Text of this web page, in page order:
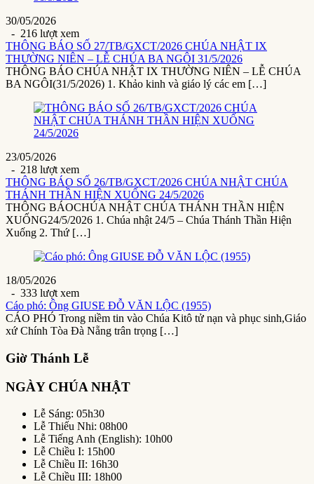
30/05/2026
- 216 lượt xem
THÔNG BÁO SỐ 27/TB/GXCT/2026 CHÚA NHẬT IX
THƯỜNG NIÊN – LỄ CHÚA BA NGÔI 31/5/2026
THÔNG BÁO CHÚA NHẬT IX THƯỜNG NIÊN – LỄ CHÚA
BA NGÔI(31/5/2026) 1. Khảo kinh và giáo lý các em […]
23/05/2026
- 218 lượt xem
THÔNG BÁO SỐ 26/TB/GXCT/2026 CHÚA NHẬT CHÚA
THÁNH THẦN HIỆN XUỐNG 24/5/2026
THÔNG BÁOCHÚA NHẬT CHÚA THÁNH THẦN HIỆN
XUỐNG24/5/2026 1. Chúa nhật 24/5 – Chúa Thánh Thần Hiện
Xuống 2. Thứ […]
18/05/2026
- 333 lượt xem
Cáo phó: Ông GIUSE ĐỖ VĂN LỘC (1955)
CÁO PHÓ Trong niềm tin vào Chúa Kitô tử nạn và phục sinh,Giáo
xứ Chính Tòa Đà Nẵng trân trọng […]
Giờ Thánh Lễ
NGÀY CHÚA NHẬT
Lễ Sáng: 05h30
Lễ Thiếu Nhi: 08h00
Lễ Tiếng Anh (English): 10h00
Lễ Chiều I: 15h00
Lễ Chiều II: 16h30
Lễ Chiều III: 18h00